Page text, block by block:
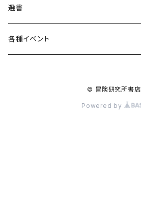
その他
ウェア
選書
各種イベント
© 冒険研究所書店
Powered by